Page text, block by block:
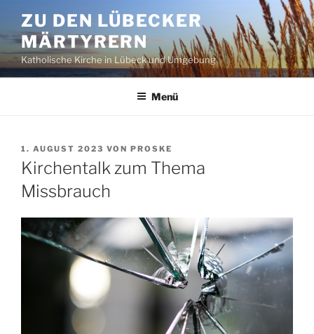
Inhalt
springen
ZU DEN LÜBECKER
MÄRTYRERN
Katholische Kirche in Lübeck und Umgebung
Menü
VERÖFFENTLICHT
AM
1. AUGUST 2023 VON PROSKE
Kirchentalk zum Thema
Missbrauch